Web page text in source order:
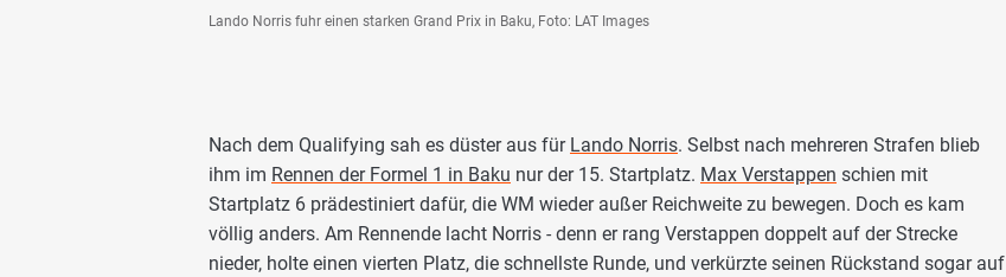
Lando Norris fuhr einen starken Grand Prix in Baku, Foto: LAT Images
Nach dem Qualifying sah es düster aus für Lando Norris. Selbst nach mehreren Strafen blieb
ihm im Rennen der Formel 1 in Baku nur der 15. Startplatz. Max Verstappen schien mit
Startplatz 6 prädestiniert dafür, die WM wieder außer Reichweite zu bewegen. Doch es kam
völlig anders. Am Rennende lacht Norris - denn er rang Verstappen doppelt auf der Strecke
nieder, holte einen vierten Platz, die schnellste Runde, und verkürzte seinen Rückstand sogar auf